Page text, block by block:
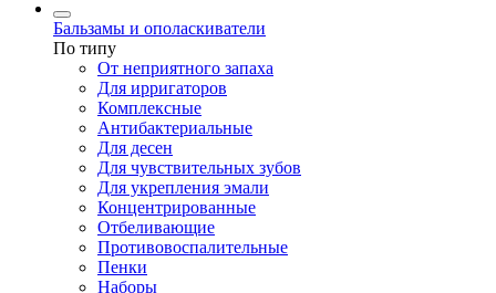
Бальзамы и ополаскиватели
По типу
От неприятного запаха
Для ирригаторов
Комплексные
Антибактериальные
Для десен
Для чувствительных зубов
Для укрепления эмали
Концентрированные
Отбеливающие
Противовоспалительные
Пенки
Наборы